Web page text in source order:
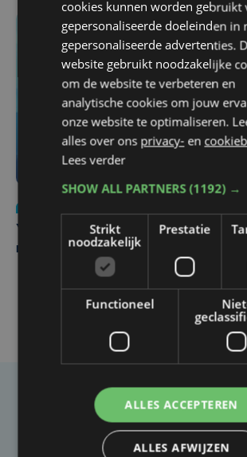
Yaro (19), slachtoffer van vechtpartij, is
maandenlange coma overleden
Taalfout
Heb je een taal- of schrijffout
artikel?
cookies kunnen worden gebruikt
gepersonaliseerde doeleinden in
gepersonaliseerde advertenties.
website gebruikt noodzakelijke
om de website te verbeteren en
analytische cookies om jouw
onze website te optimaliseren.
alles over ons privacy- en
Lees verder
SHOW ALL PARTNERS(1192) →
Strikt
noodzakelijk
Prestatie
Functioneel
ALLES ACCEPTEREN
ALLES AFWIJZEN